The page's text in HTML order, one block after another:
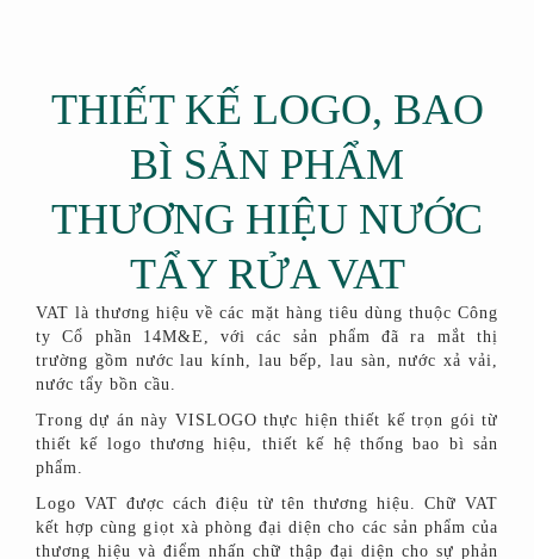
THIẾT KẾ LOGO, BAO
BÌ SẢN PHẨM
THƯƠNG HIỆU NƯỚC
TẨY RỬA VAT
VAT là thương hiệu về các mặt hàng tiêu dùng thuộc Công
ty Cổ phần 14M&E, với các sản phẩm đã ra mắt thị
trường gồm nước lau kính, lau bếp, lau sàn, nước xả vải,
nước tẩy bồn cầu.
Trong dự án này VISLOGO thực hiện thiết kế trọn gói từ
thiết kế logo thương hiệu, thiết kế hệ thống bao bì sản
phẩm.
Logo VAT được cách điệu từ tên thương hiệu. Chữ VAT
kết hợp cùng giọt xà phòng đại diện cho các sản phẩm của
thương hiệu và điểm nhấn chữ thập đại diện cho sự phản